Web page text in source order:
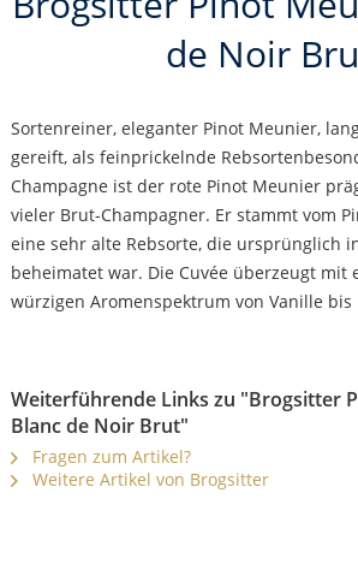
de Noir
Sortenreiner, eleganter Pinot Meunier,
gereift, als feinprickelnde
Champagne ist der rote Pinot Meunier
vieler Brut-Champagner. Er stammt vom
eine sehr alte Rebsorte, die ursprünglich
beheimatet war. Die Cuvée überzeugt mit
würzigen Aromenspektrum von Vanille bis
Weiterführende Links zu "Brogsitter
Blanc de Noir Brut"
Fragen zum Artikel?
Weitere Artikel von Brogsitter